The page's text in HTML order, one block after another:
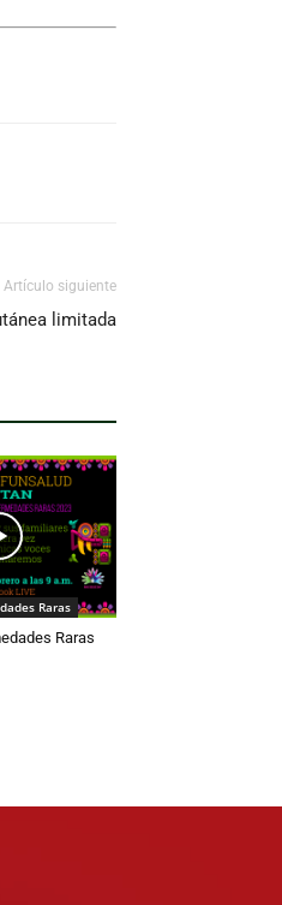
Artículo siguiente
limitada
Raras
Raras